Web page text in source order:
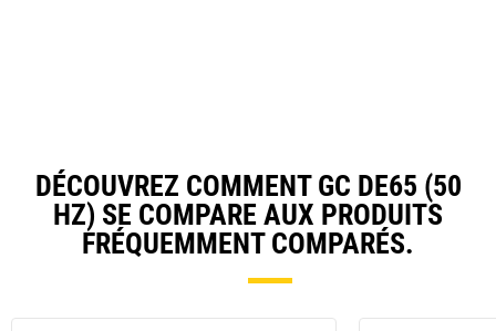
DÉCOUVREZ COMMENT GC DE65 (50
HZ) SE COMPARE AUX PRODUITS
FRÉQUEMMENT COMPARÉS.